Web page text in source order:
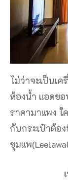
ไม่ว่าจะเป็นเ
ห้องน้ำ แอดข
ราคามาแพง
กับกระเป๋าต้อ
ชุมแพ